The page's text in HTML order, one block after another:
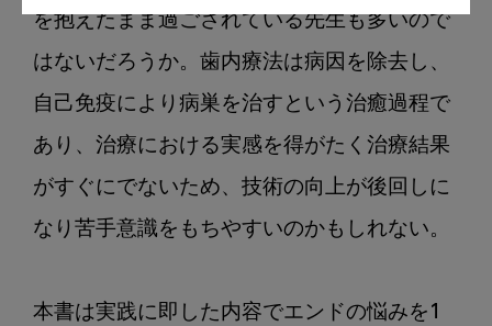
を抱えたまま過ごされている先生も多いので
はないだろうか。歯内療法は病因を除去し、
自己免疫により病巣を治すという治癒過程で
あり、治療における実感を得がたく治療結果
がすぐにでないため、技術の向上が後回しに
なり苦手意識をもちやすいのかもしれない。
本書は実践に即した内容でエンドの悩みを1